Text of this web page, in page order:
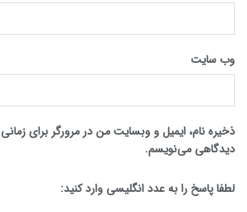
وب‌ سایت
ذخیره نام، ایمیل و وبسایت من در مرورگر برای زمانی
دیدگاهی می‌نویسم.
لطفا پاسخ را به عدد انگلیسی وارد کنید: